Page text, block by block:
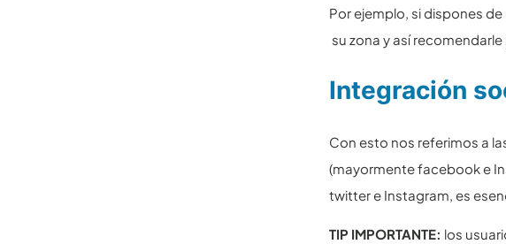
Por ejemplo, si dispones
su zona y así
Integración
Con esto nos referimos a
(mayormente facebook e
twitter e Instagram, es
TIP IMPORTANTE: los